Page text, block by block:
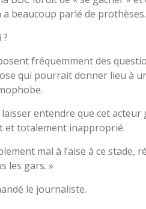
a beaucoup parlé de
fréquemment des
qui pourrait donner lieu à
entendre que cet
et totalement inapproprié.
mal à l’aise à ce stade,
les gars. »
le journaliste.